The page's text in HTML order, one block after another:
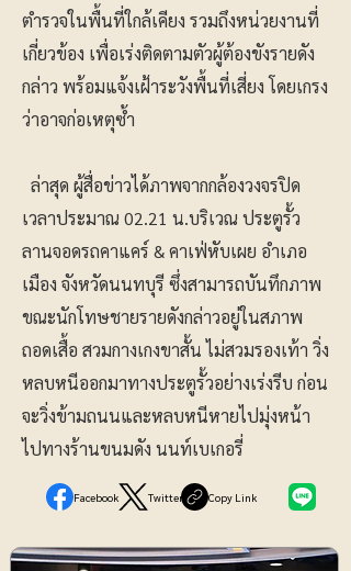
ตำรวจในพื้นที่ใกล้เคียง รวมถึงหน่วยงานที่
เกี่ยวข้อง เพื่อเร่งติดตามตัวผู้ต้องขังรายดัง
กล่าว พร้อมแจ้งเฝ้าระวังพื้นที่เสี่ยง โดยเกรง
ว่าอาจก่อเหตุซ้ำ
ล่าสุด ผู้สื่อข่าวได้ภาพจากกล้องวงจรปิด
เวลาประมาณ 02.21 น.บริเวณ ประตูรั้ว
ลานจอดรถคาแคร์ & คาเฟ่หับเผย อำเภอ
เมือง จังหวัดนนทบุรี ซึ่งสามารถบันทึกภาพ
ขณะนักโทษชายรายดังกล่าวอยู่ในสภาพ
ถอดเสื้อ สวมกางเกงขาสั้น ไม่สวมรองเท้า วิ่ง
หลบหนีออกมาทางประตูรั้วอย่างเร่งรีบ ก่อน
จะวิ่งข้ามถนนและหลบหนีหายไปมุ่งหน้า
ไปทางร้านขนมดัง นนท์เบเกอรี่
Facebook Twitter Copy Link